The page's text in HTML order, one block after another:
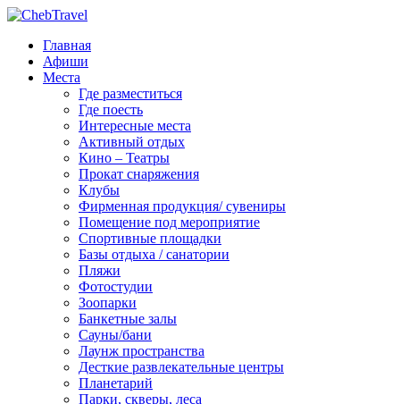
Главная
Афиши
Места
Где разместиться
Где поесть
Интересные места
Активный отдых
Кино – Театры
Прокат снаряжения
Клубы
Фирменная продукция/ сувениры
Помещение под мероприятие
Спортивные площадки
Базы отдыха / санатории
Пляжи
Фотостудии
Зоопарки
Банкетные залы
Сауны/бани
Лаунж пространства
Десткие развлекательные центры
Планетарий
Парки, скверы, леса